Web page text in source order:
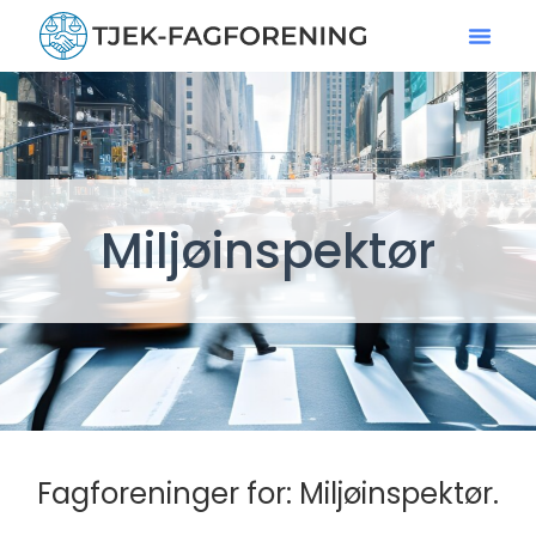
Miljøinspektør
Fagforeninger for: Miljøinspektør.